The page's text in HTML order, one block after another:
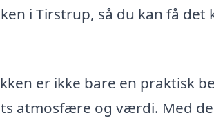
i Tirstrup, så du kan få
er ikke bare en praktisk
atmosfære og værdi. Med